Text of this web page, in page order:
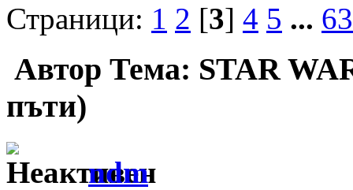
Страници: 1 2 [3] 4 5 ... 63
Автор Тема: STAR
пъти)
ndm